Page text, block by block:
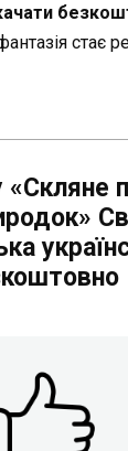
стає
«Скляне